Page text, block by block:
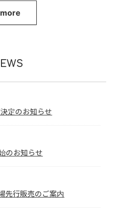
more
定のお知らせ
のお知らせ
先行販売のご案内